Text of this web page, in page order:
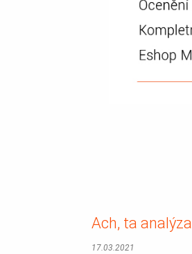
Ach, ta analýza
17.03.2021